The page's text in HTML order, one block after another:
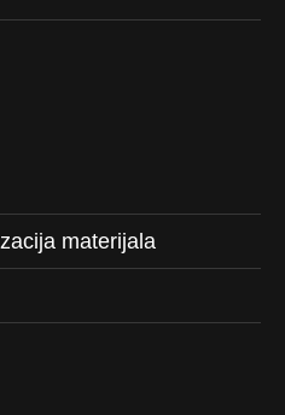
materijala